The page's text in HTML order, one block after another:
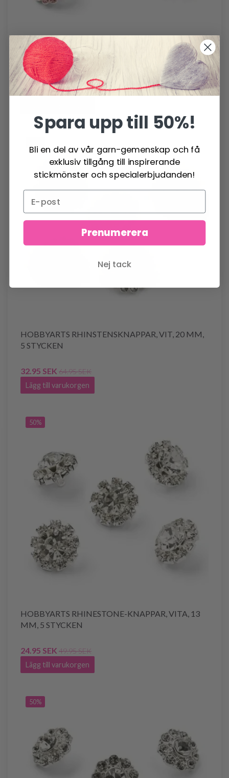
HOBBYARTS RHINSTENSKNAPPAR, ROSA, 17
MM, 5 ST
29.95 SEK59.95 SEK
HOBBYARTS RHINSTENSKNAPPAR, VIT, 20 MM,
5 STYCKEN
32.95 SEK 64.95 SEK
Lägg till varukorgen
50%
HOBBYARTS RHINESTONE-KNAPPAR, VITA, 13
MM, 5 STYCKEN
24.95 SEK 49.95 SEK
Lägg till varukorgen
50%
Spara upp till 50%!
Bli en del av vår garn-gemenskap och få
exklusiv tillgång till inspirerande
stickmönster och specialerbjudanden!
Prenumerera
Nej tack